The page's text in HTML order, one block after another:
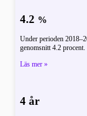
4.2 %
Under perioden
genomsnitt 4.2 procent.
Läs mer »
4 år